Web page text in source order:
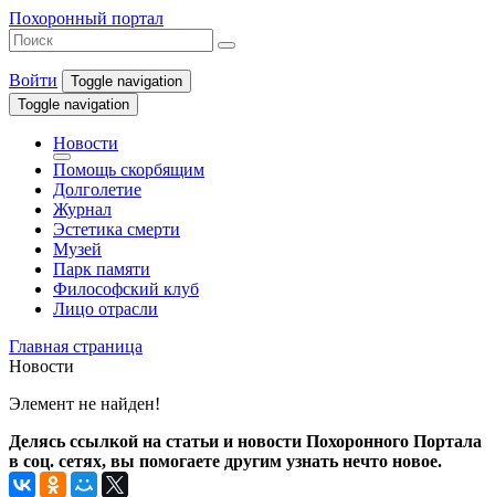
Похоронный портал
Войти
Toggle navigation
Toggle navigation
Новости
Помощь скорбящим
Долголетие
Журнал
Эстетика смерти
Музей
Парк памяти
Философский клуб
Лицо отрасли
Главная страница
Новости
Элемент не найден!
Делясь ссылкой на статьи и новости Похоронного Портала
в соц. сетях, вы помогаете другим узнать нечто новое.